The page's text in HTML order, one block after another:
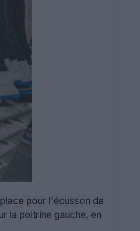
pour l'écusson de
la poitrine gauche, en